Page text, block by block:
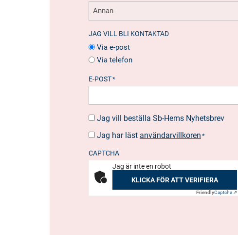
JAG VILL BLI KONTAKTAD
Via e-post
Via telefon
E-POST*
BESTÄLLA
Jag vill beställa Sb-Hems Nyhetsbrev
SUOSTUMUS *
Jag har läst användarvillkoren *
CAPTCHA
Jag är inte en robot
KLICKA FÖR ATT VERIFIERA
FriendlyCaptcha ⇗